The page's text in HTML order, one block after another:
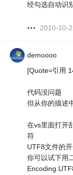
经勾选自动识
2010-10-
demoooo
[Quote=引用
代码没问题
但从你的描述
在vs里面打开
符
UTF8文件的
你可以试下用